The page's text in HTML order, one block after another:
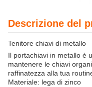
Descrizione del
Tenitore chiavi di metallo
Il portachiavi in metallo è
mantenere le chiavi
raffinatezza alla tua
Materiale: lega di zinco